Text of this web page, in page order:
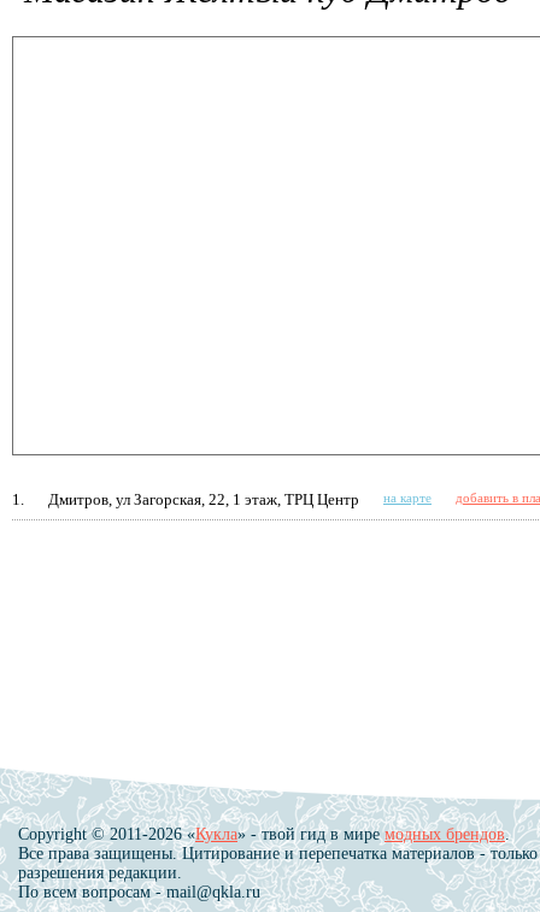
1. Дмитров, ул Загорская, 22, 1 этаж, ТРЦ Центр на карте добавить в
Copyright © 2011-2026 «Кукла» - твой гид в миремодных брендов.
Все права защищены. Цитирование и перепечатка материалов - только
разрешения редакции.
По всем вопросам - mail@qkla.ru